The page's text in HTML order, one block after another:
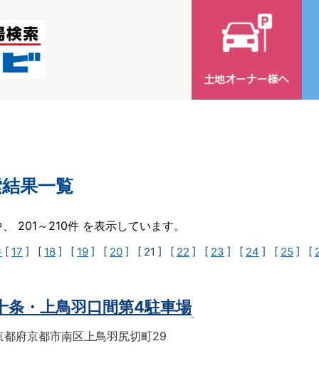
果一覧
201～210件 を表示しています。
[ 17 ] [ 18 ] [ 19 ] [ 20 ] [ 21 ] [ 22 ] [ 23 ] [ 24 ] [ 25 ] [
条・上鳥羽口間第4駐車場
都府京都市南区上鳥羽尻切町29